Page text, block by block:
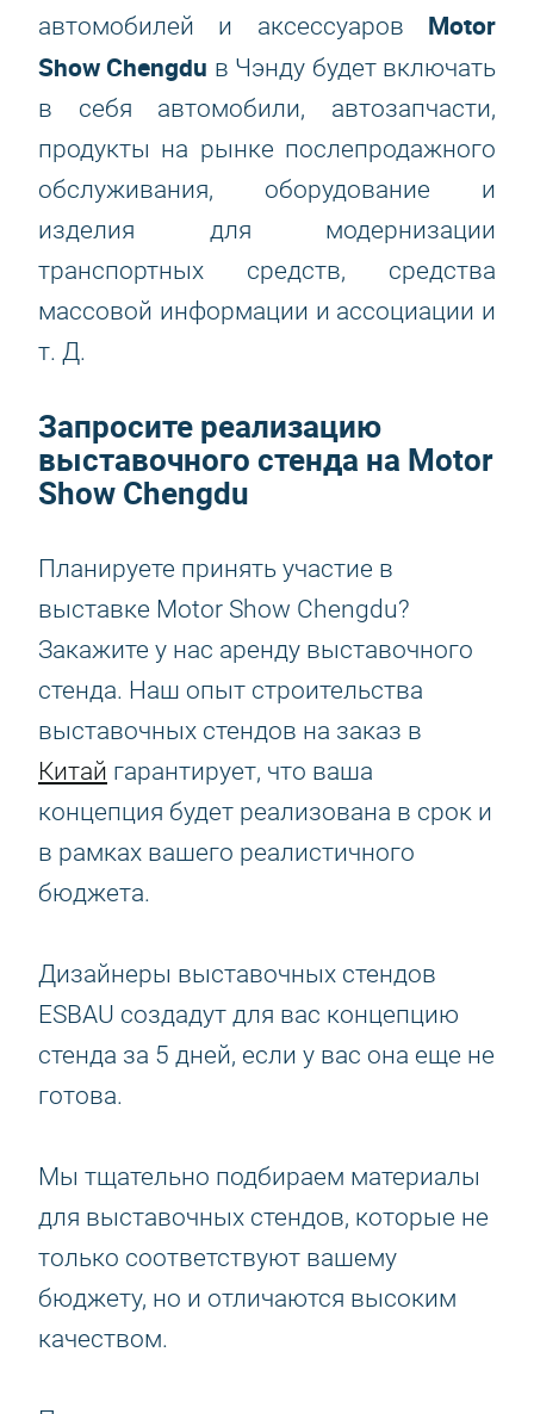
автомобилей и аксессуаров Motor
Show Chengdu в Чэнду будет включать
в себя автомобили, автозапчасти,
продукты на рынке послепродажного
обслуживания, оборудование и
изделия для модернизации
транспортных средств, средства
массовой информации и ассоциации и
т. Д.
Запросите реализацию
выставочного стенда на Motor
Show Chengdu
Планируете принять участие в
выставке Motor Show Chengdu?
Закажите у нас аренду выставочного
стенда. Наш опыт строительства
выставочных стендов на заказ в
Китай гарантирует, что ваша
концепция будет реализована в срок и
в рамках вашего реалистичного
бюджета.
Дизайнеры выставочных стендов
ESBAU создадут для вас концепцию
стенда за 5 дней, если у вас она еще не
готова.
Мы тщательно подбираем материалы
для выставочных стендов, которые не
только соответствуют вашему
бюджету, но и отличаются высоким
качеством.